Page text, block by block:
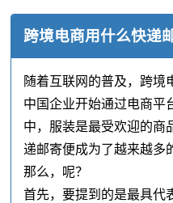
跨境电商用什么快递
随着互联网的普及，跨境
中国企业开始通过电商平
中，服装是最受欢迎的商
递邮寄便成为了越来越多
那么，呢？
首先，要提到的是最具